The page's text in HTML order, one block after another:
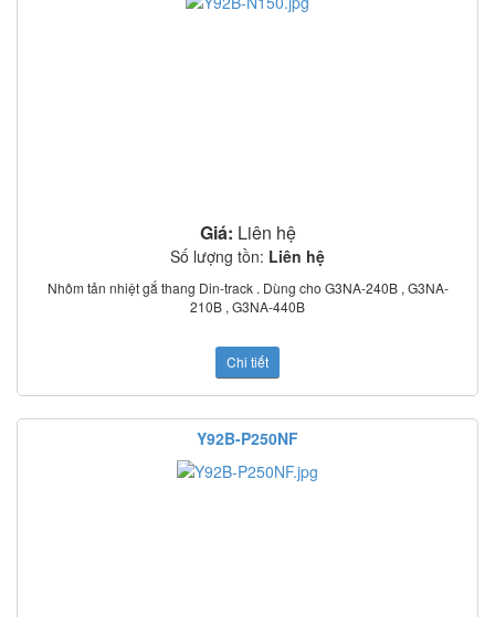
Giá: Liên hệ
Số lượng tồn: Liên hệ
Nhôm tản nhiệt gắ thang Din-track . Dùng cho G3NA-240B , G3NA-
210B , G3NA-440B
Chi tiết
Y92B-P250NF